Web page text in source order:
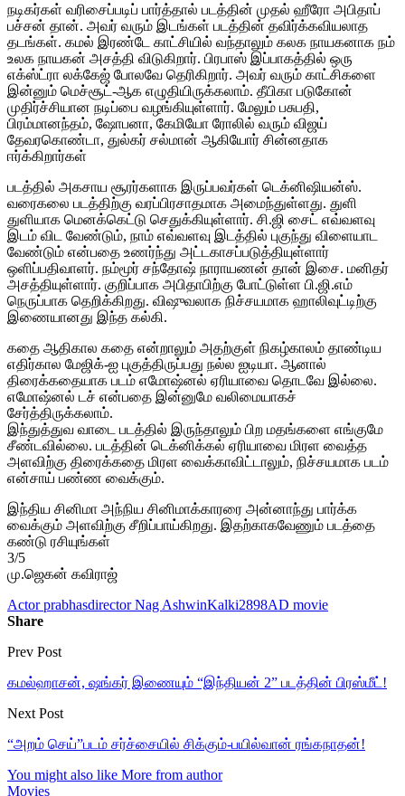
நடிகர்கள் வரிசைப்படிப் பார்த்தால் படத்தின் முதல் ஹீரோ அபிதாப்
பச்சன் தான். அவர் வரும் இடங்கள் படத்தின் தவிர்க்கவியலாத
தடங்கள். கமல் இரண்டே காட்சியில் வந்தாலும் கலக நாயகனாக நம்
உலக நாயகன் அசத்தி விடுகிறார். பிரபாஸ் இப்பாகத்தில் ஒரு
எக்ஸ்ட்ரா லக்கேஜ் போலவே தெரிகிறார். அவர் வரும் காட்சிகளை
இன்னும் மெச்சூட்-ஆக எழுதியிருக்கலாம். தீபிகா படுகோன்
முதிர்ச்சியான நடிப்பை வழங்கியுள்ளார். மேலும் பசுபதி,
பிரம்மானந்தம், ஷோபனா, கேமியோ ரோலில் வரும் விஜய்
தேவரகொண்டா, துல்கர் சல்மான் ஆகியோர் சின்னதாக
ஈர்க்கிறார்கள்
படத்தில் அகசாய சூரர்களாக இருப்பவர்கள் டெக்னிஷியன்ஸ்.
வரைகலை படத்திற்கு வரப்பிரசாதமாக அமைந்துள்ளது. துளி
துளியாக மெனக்கெட்டு செதுக்கியுள்ளார். சி.ஜி சைட் எவ்வளவு
இடம் விட வேண்டும், நாம் எவ்வளவு இடத்தில் புகுந்து விளையாட
வேண்டும் என்பதை உணர்ந்து அட்டகாசப்படுத்தியுள்ளார்
ஒளிப்பதிவாளர். நம்மூர் சந்தோஷ் நாராயணன் தான் இசை. மனிதர்
அசத்தியுள்ளார். குறிப்பாக அபிதாபிற்கு போட்டுள்ள பி.ஜி.எம்
நெருப்பாக தெறிக்கிறது. விஷுவலாக நிச்சயமாக ஹாலிவுட்டிற்கு
இணையானது இந்த கல்கி.
கதை ஆதிகால கதை என்றாலும் அதற்குள் நிகழ்காலம் தாண்டிய
எதிர்கால மேஜிக்-ஐ புகுத்திருப்பது நல்ல ஐடியா. ஆனால்
திரைக்கதையாக படம் எமோஷ்னல் ஏரியாவை தொடவே இல்லை.
எமோஷ்னல் டச் என்பதை இன்னுமே வலிமையாகச்
சேர்த்திருக்கலாம்.
இந்துத்துவ வாடை படத்தில் இருந்தாலும் பிற மதங்களை எங்குமே
சீண்டவில்லை. படத்தின் டெக்னிக்கல் ஏரியாவை மிரள வைத்த
அளவிற்கு திரைக்கதை மிரள வைக்காவிட்டாலும், நிச்சயமாக படம்
என்சாய் பண்ண வைக்கும்.
இந்திய சினிமா அந்நிய சினிமாக்காரரை அன்னாந்து பார்க்க
வைக்கும் அளவிற்கு சீறிப்பாய்கிறது. இதற்காகவேணும் படத்தை
கண்டு ரசியுங்கள்
3/5
மு.ஜெகன் கவிராஜ்
Actor prabhasdirector Nag AshwinKalki2898AD movie
Share
Prev Post
கமல்ஹாசன், ஷங்கர் இணையும் “இந்தியன் 2” படத்தின் பிரஸ்மீட்!
Next Post
“அறம் செய்”படம் சர்ச்சையில் சிக்கும்-பயில்வான் ரங்கநாதன்!
You might also like More from author
Movies